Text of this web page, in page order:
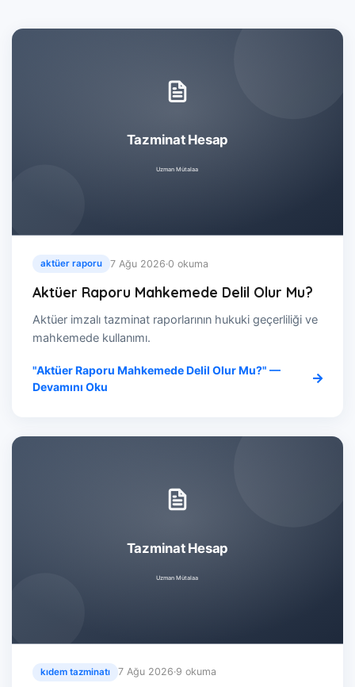
aktüer raporu 7 Ağu 2026·0 okuma
Aktüer Raporu Mahkemede Delil Olur Mu?
Aktüer imzalı tazminat raporlarının hukuki geçerliliği ve
mahkemede kullanımı.
"Aktüer Raporu Mahkemede Delil Olur Mu?" —
Devamını Oku
kıdem tazminatı 7 Ağu 2026·9 okuma